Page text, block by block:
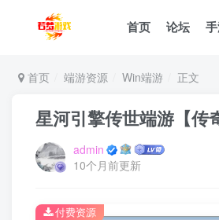
首页 论坛
首页 端游资源 Win端游 正文
星河引擎传世端游【传
admin
10个月前更新
付费资源